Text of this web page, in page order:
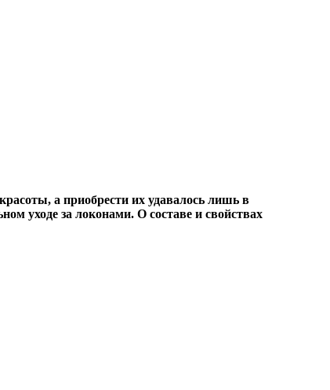
а приобрести их удавалось лишь в
уходе за локонами. О составе и свойствах